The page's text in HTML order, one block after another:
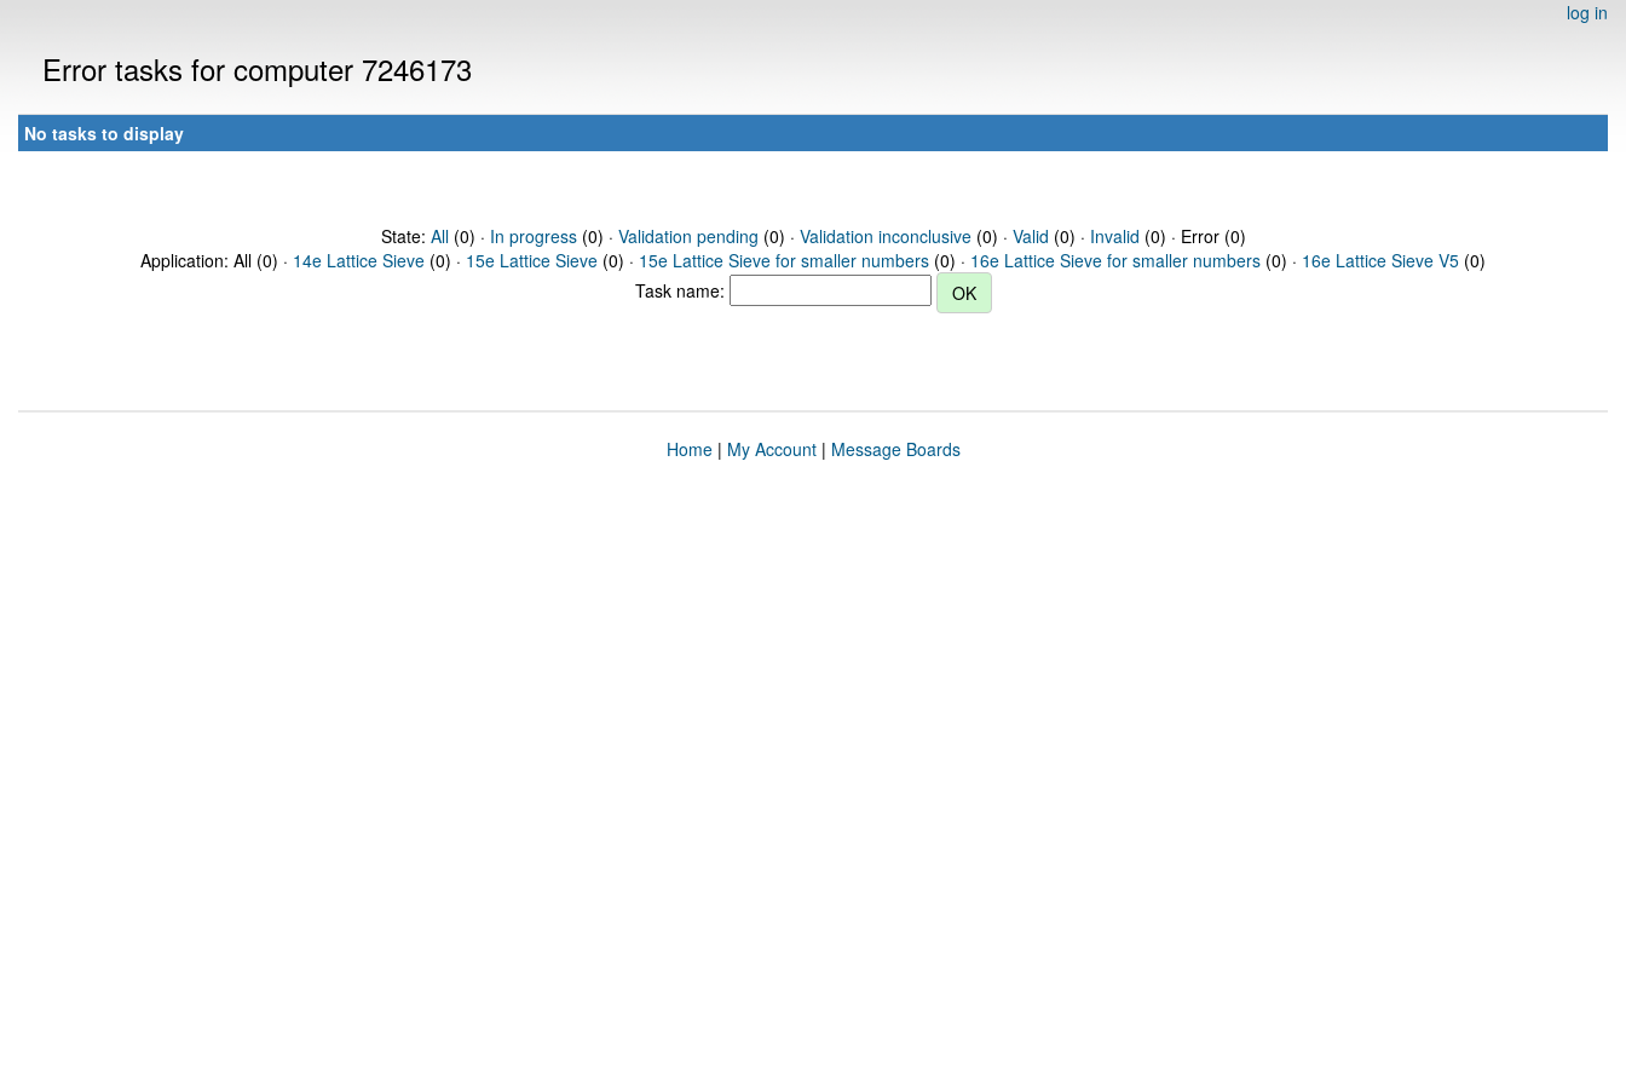
log in
Error tasks for computer 7246173
No tasks to display
State: All(0) · In progress(0) · Validation pending (0) · Validation inconclusive(0) · Valid (0) · Invalid (0) · Error (0)
Application: All (0) · 14e Lattice Sieve (0) · 15e Lattice Sieve (0) · 15e Lattice Sieve for smaller numbers (0) · 16e Lattice Sieve for smaller numbers (0) · 16e Lattice Sieve V5 (0)
Task name:
Home| My Account| Message Boards